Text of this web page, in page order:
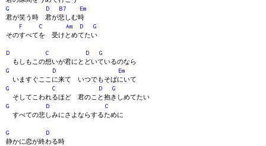
G
D B7
Em
君が笑う時 君が悲しむ時
F
C Am D
G
そのすべてを 受けとめてたい
D C D
G
もしもこの想いが君にとどいているのなら
G
D
Em
いますぐここに来て いつでもそばにいて
G
C D
G
そしてこわれるほど 君のこと抱きしめてたい
G
D
C
すべての悲しみにさよならするために
G
D
静かに恋が終わる時